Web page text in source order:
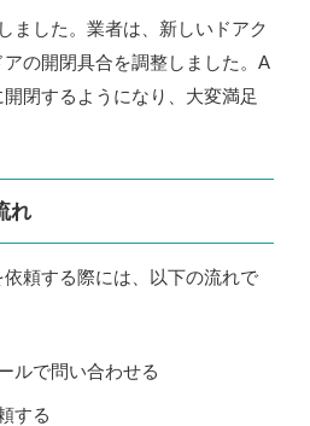
ました。業者は、新しいドアク
の開閉具合を調整しました。A
閉するようになり、大変満足
れ
依頼する際には、以下の流れで
ルで問い合わせる
する